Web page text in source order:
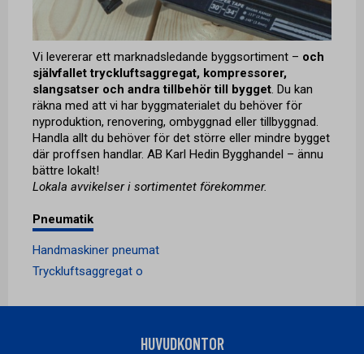
Vi levererar ett marknadsledande byggsortiment – och
självfallet tryckluftsaggregat, kompressorer,
slangsatser och andra tillbehör till bygget . Du kan
räkna med att vi har byggmaterialet du behöver för
nyproduktion, renovering, ombyggnad eller tillbyggnad.
Handla allt du behöver för det större eller mindre bygget
där proffsen handlar. AB Karl Hedin Bygghandel – ännu
bättre lokalt!
Lokala avvikelser i sortimentet förekommer.
Pneumatik
Handmaskiner pneumat
Tryckluftsaggregat o
HUVUDKONTOR